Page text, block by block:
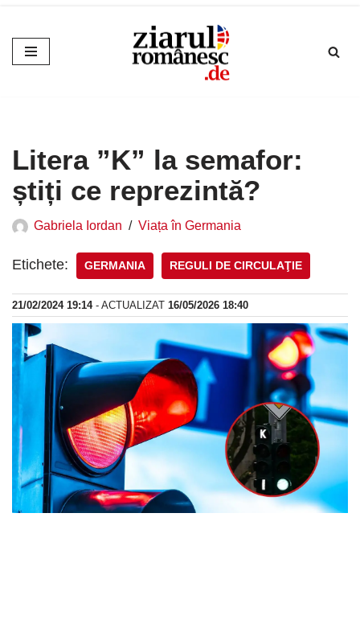
Sari
la
Litera ”K” la semafor:
știți ce reprezintă?
Gabriela Iordan Viața în Germania
Etichete: GERMANIA REGULI DE CIRCULAŢIE
21/02/2024 19:14- ACTUALIZAT 16/05/2026 18:40